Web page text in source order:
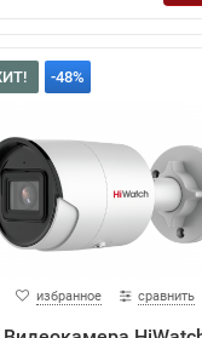
-48%
избранное сравнить